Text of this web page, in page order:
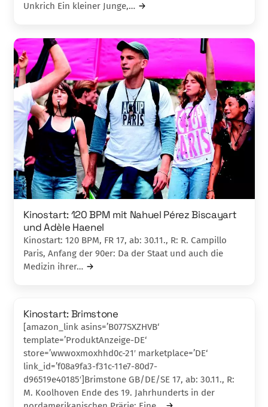
Unkrich Ein kleiner Junge,…
Kinostart: 120 BPM mit Nahuel Pérez Biscayart
und Adèle Haenel
Kinostart: 120 BPM, FR 17, ab: 30.11., R: R. Campillo
Paris, Anfang der 90er: Da der Staat und auch die
Medizin ihrer…
Kinostart: Brimstone
[amazon_link asins=’B077SXZHVB‘
template=’ProduktAnzeige-DE‘
store=’wwwoxmoxhhd0c-21′ marketplace=’DE‘
link_id=’f08a9fa3-f31c-11e7-80d7-
d96519e40185′]Brimstone GB/DE/SE 17, ab: 30.11., R:
M. Koolhoven Ende des 19. Jahrhunderts in der